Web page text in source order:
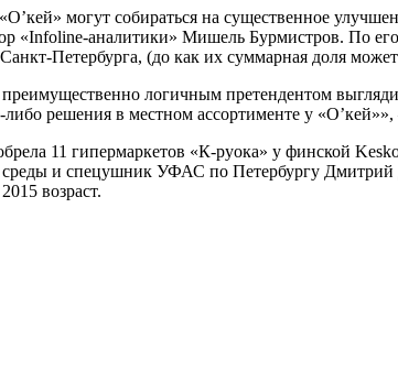
могут собираться на существенное
«Infoline-аналитики» Мишель Бурмистров. По
Петербурга, (до как их суммарная доля
логичным претендентом
либо решения в местном ассортименте у
11 гипермаркетов «К-руока» у финской
и спецушник УФАС по Петербургу Дмитрий
возраст.